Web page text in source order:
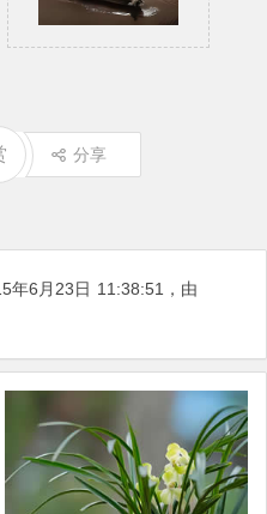
分享
年6月23日 11:38:51 ，由